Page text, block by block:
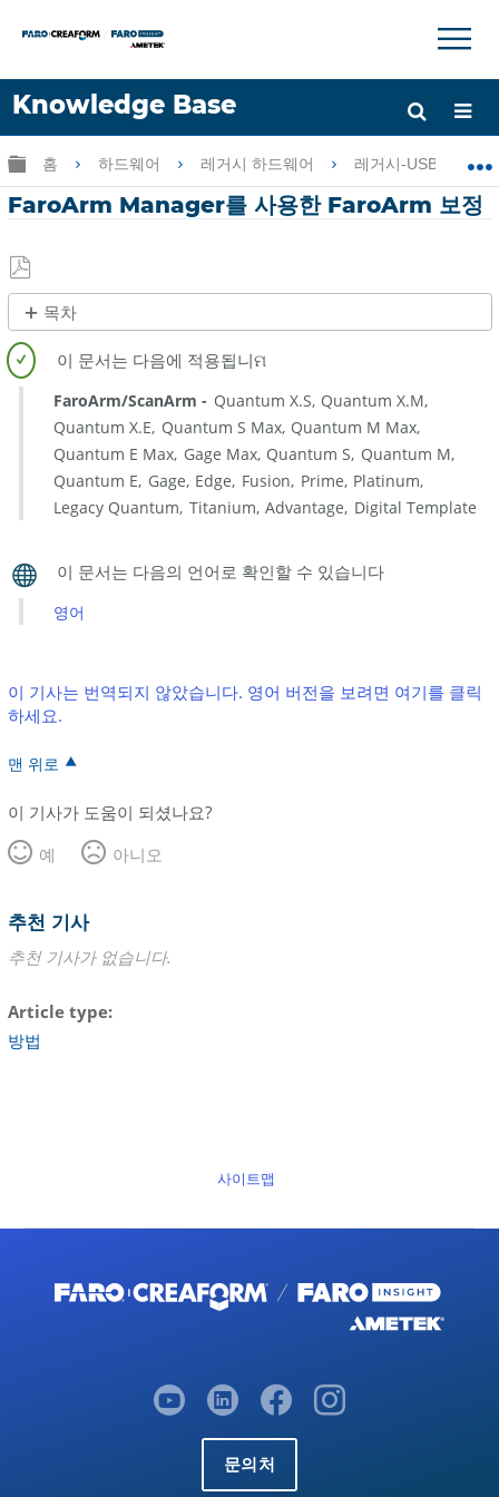
Knowledge Base
언어
도움 받기 로그인
×
글로벌 계층 확장/축소
홈 하드웨어 레거시 하드웨어 레거시-USB
FaroArm Manager를 사용한 FaroArm 보정
PDF
로
저
장
목차
제
목
없
FaroArm/ScanArm Quantum X.S Quantum X.M
Quantum X.E Quantum S Max Quantum M Max
Quantum E Max Gage Max Quantum S Quantum M
Quantum E Gage Edge Fusion Prime Platinum
Legacy Quantum Titanium Advantage Digital Template
영어
이 기사는 번역되지 않았습니다. 영어 버전을 보려면 여기를 클릭
하세요.
맨 위로
이 기사가 도움이 되셨나요?
예
아니오
추천 기사
추천 기사가 없습니다.
Article type
방법
사이트맵
문의처